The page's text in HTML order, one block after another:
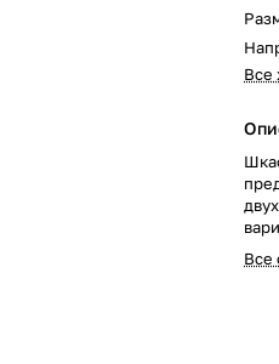
Все
Все